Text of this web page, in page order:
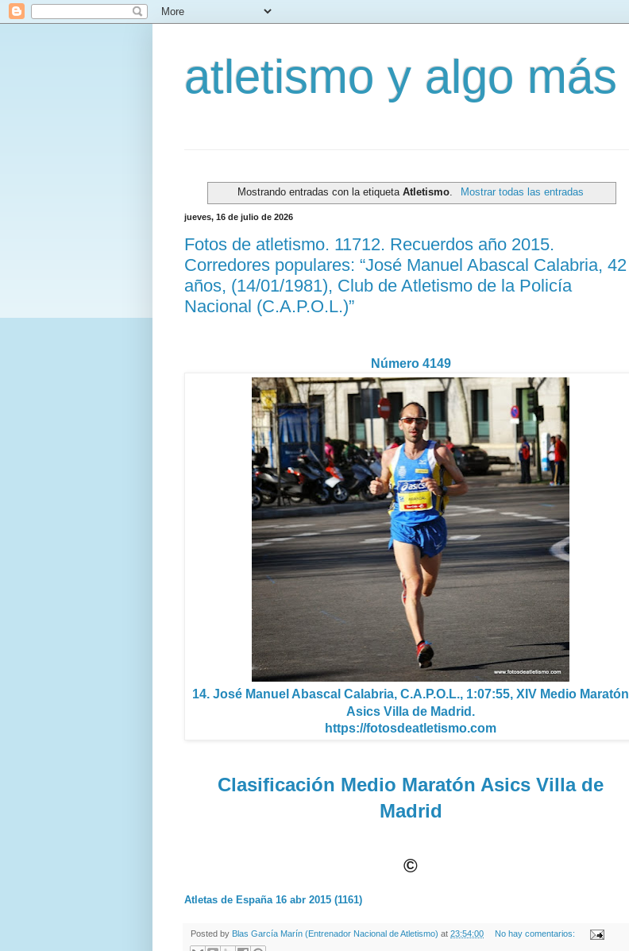
atletismo y algo más
Mostrando entradas con la etiquetaAtletismo Mostrar todas las entradas
jueves, 16 de julio de 2026
Fotos de atletismo. 11712. Recuerdos año 2015.
Corredores populares: “José Manuel Abascal Calabria, 42
años, (14/01/1981), Club de Atletismo de la Policía
Nacional (C.A.P.O.L.)”
Número 4149
14. José Manuel Abascal Calabria, C.A.P.O.L., 1:07:55, XIV Medio Maratón
Asics Villa de Madrid.
https://fotosdeatletismo.com
Clasificación Medio Maratón Asics Villa de
Madrid
©
Atletas de España 16 abr 2015 (1161)
Posted by Blas García Marín (Entrenador Nacional de Atletismo) at 23:54:00 No hay comentarios: